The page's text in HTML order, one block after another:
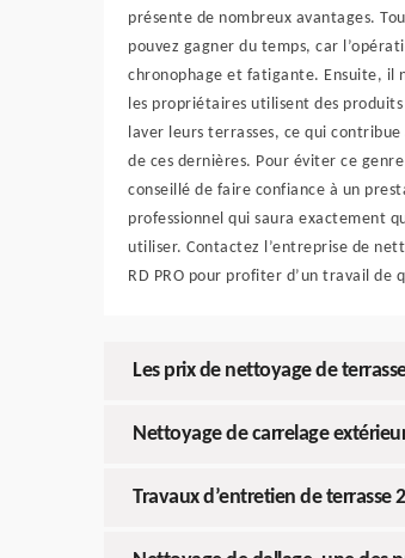
présente de nombreux avantages.
pouvez gagner du temps, car
chronophage et fatigante. Ensuite, il
les propriétaires utilisent des
laver leurs terrasses, ce qui
de ces dernières. Pour éviter ce
conseillé de faire confiance à un
professionnel qui saura exactement
utiliser. Contactez l’entreprise de
RD PRO pour profiter d’un travail de
Les prix de nettoyage de
Nettoyage de carrelage
Travaux d’entretien de terrasse